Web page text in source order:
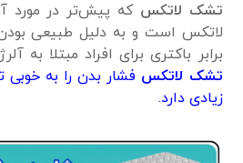
تشک لاتکس که پیش‌تر در
لاتکس است و به دلیل طبیعی
برابر باکتری برای افراد مبتلا به
تشک لاتکس فشار بدن را به خوبی
زیادی دارد.